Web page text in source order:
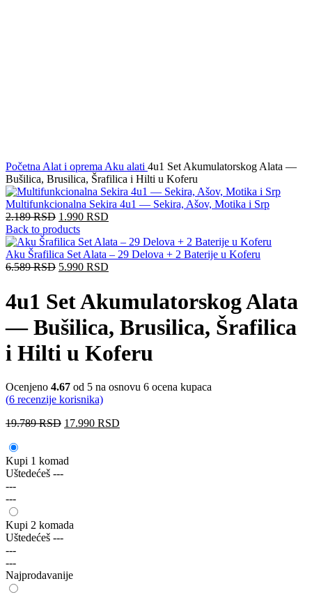
PočetnaAlat i opremaAku alati 4u1 Set Akumulatorskog Alata —
Bušilica, Brusilica, Šrafilica i Hilti u Koferu
Multifunkcionalna Sekira 4u1 — Sekira, Ašov, Motika i Srp
2.189RSD 1.990 RSD
Back to products
Aku Šrafilica Set Alata – 29 Delova + 2 Baterije u Koferu
6.589RSD 5.990 RSD
4u1 Set Akumulatorskog Alata
— Bušilica, Brusilica, Šrafilica
i Hilti u Koferu
Ocenjeno 4.67 od 5 na osnovu 6 ocena kupaca
(6 recenzije korisnika)
19.789RSD 17.990 RSD
Kupi 1 komad
Uštedećeš ---
---
---
Kupi 2 komada
Uštedećeš ---
---
---
Najprodavanije